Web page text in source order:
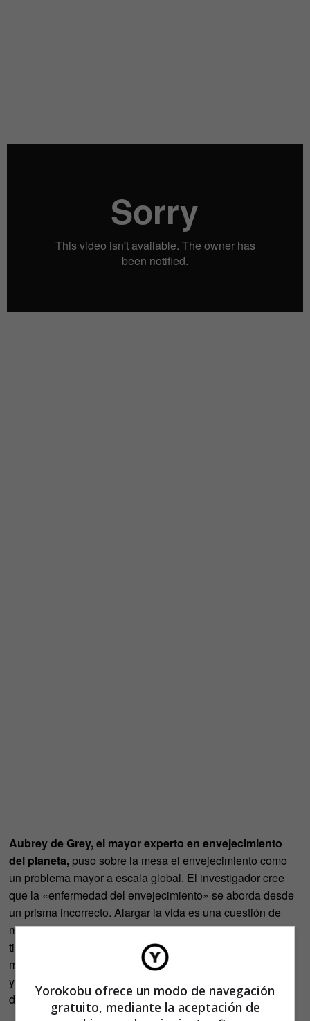
Aubrey de Grey, el mayor experto en envejecimiento
del planeta, puso sobre la mesa el envejecimiento como
un problema mayor a escala global. El investigador cree
que la «enfermedad del envejecimiento» se aborda desde
un prisma incorrecto. Alargar la vida es una cuestión de
mantenimiento y no de reparación. «Los más mayores
tienen el mismo derecho a curarse que los jóvenes. La
mayor parte del esfuerzo se concentra en eliminar el daño
ya hecho. Lo que debemos evitar en la gerontología es el
deterioro del organismo», señaló.
Yorokobu ofrece un modo de navegación
gratuito, mediante la aceptación de